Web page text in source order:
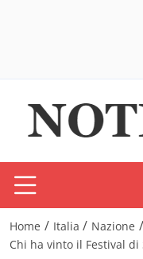
Home / Italia / Nazione /
Chi ha vinto il Festival di